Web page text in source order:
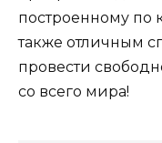
построенному по
также отличным
провести
со всего мира!